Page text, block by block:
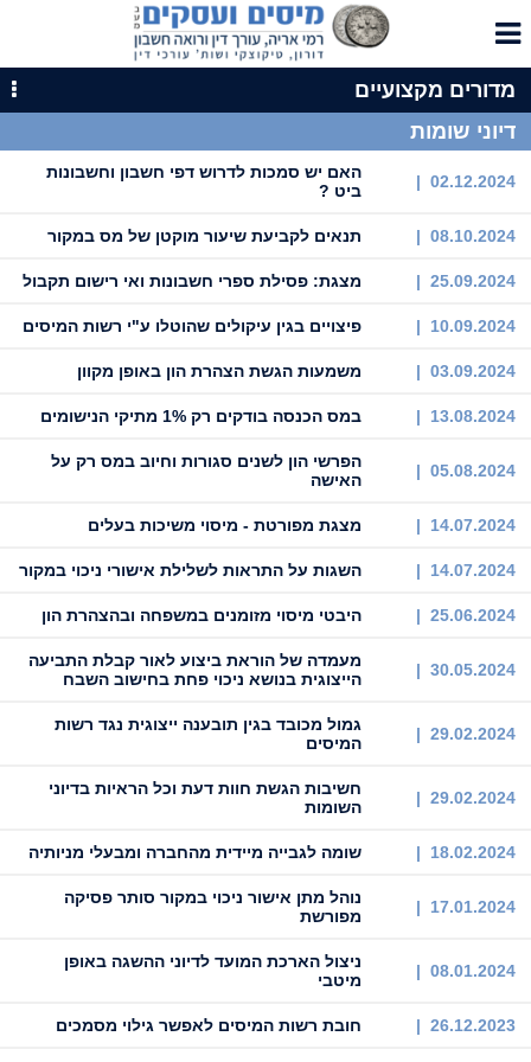
מדורים מקצועיים
דיוני שומות
02.12.2024 |
האם יש סמכות לדרוש דפי חשבון וחשבונות
ביט ?
08.10.2024 | תנאים לקביעת שיעור מוקטן של מס במקור
25.09.2024 | מצגת: פסילת ספרי חשבונות ואי רישום תקבול
10.09.2024 | פיצויים בגין עיקולים שהוטלו ע"י רשות המיסים
03.09.2024 | משמעות הגשת הצהרת הון באופן מקוון
13.08.2024 | במס הכנסה בודקים רק 1% מתיקי הנישומים
05.08.2024 |
הפרשי הון לשנים סגורות וחיוב במס רק על
האישה
14.07.2024 | מצגת מפורטת - מיסוי משיכות בעלים
14.07.2024 | השגות על התראות לשלילת אישורי ניכוי במקור
25.06.2024 | היבטי מיסוי מזומנים במשפחה ובהצהרת הון
30.05.2024 |
מעמדה של הוראת ביצוע לאור קבלת התביעה
הייצוגית בנושא ניכוי פחת בחישוב השבח
29.02.2024 |
גמול מכובד בגין תובענה ייצוגית נגד רשות
המיסים
29.02.2024 |
חשיבות הגשת חוות דעת וכל הראיות בדיוני
השומות
18.02.2024 | שומה לגבייה מיידית מהחברה ומבעלי מניותיה
17.01.2024 |
נוהל מתן אישור ניכוי במקור סותר פסיקה
מפורשת
08.01.2024 |
ניצול הארכת המועד לדיוני ההשגה באופן
מיטבי
26.12.2023 | חובת רשות המיסים לאפשר גילוי מסמכים